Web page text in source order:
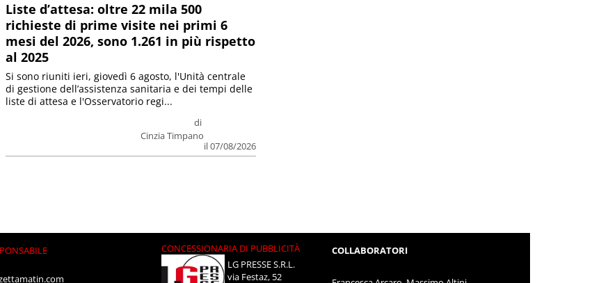
Liste d’attesa: oltre 22 mila 500
richieste di prime visite nei primi 6
mesi del 2026, sono 1.261 in più rispetto
al 2025
di
Cinzia Timpano
il 07/08/2026
Si sono riuniti ieri, giovedì 6 agosto, l'Unità centrale
di gestione dell’assistenza sanitaria e dei tempi delle
liste di attesa e l'Osservatorio regi...
CONCESSIONARIA DI PUBBLICITÀ
LG PRESSE S.R.L.
via Festaz, 52
COLLABORATORI